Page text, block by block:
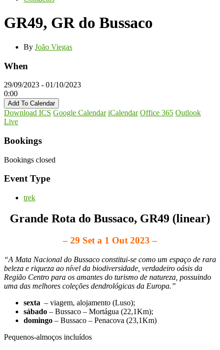
GR49, GR do Bussaco
By João Viegas
When
29/09/2023 - 01/10/2023
0:00
Add To Calendar
Download ICS Google Calendar iCalendar Office 365 Outlook
Live
Bookings
Bookings closed
Event Type
trek
Grande Rota do Bussaco, GR49 (linear)
– 29 Set a 1 Out 2023 –
“A Mata Nacional do Bussaco constitui-se como um espaço de rara
beleza e riqueza ao nível da biodiversidade, verdadeiro oásis da
Região Centro para os amantes do turismo de natureza, possuindo
uma das melhores coleções dendrológicas da Europa.”
sexta – viagem, alojamento (Luso);
sábado – Bussaco – Mortágua (22,1Km);
domingo – Bussaco – Penacova (23,1Km)
Pequenos-almoços incluídos